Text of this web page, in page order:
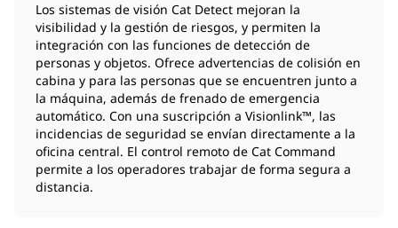
Los sistemas de visión Cat Detect mejoran la
visibilidad y la gestión de riesgos, y permiten la
integración con las funciones de detección de
personas y objetos. Ofrece advertencias de colisión en
cabina y para las personas que se encuentren junto a
la máquina, además de frenado de emergencia
automático. Con una suscripción a Visionlink™, las
incidencias de seguridad se envían directamente a la
oficina central. El control remoto de Cat Command
permite a los operadores trabajar de forma segura a
distancia.